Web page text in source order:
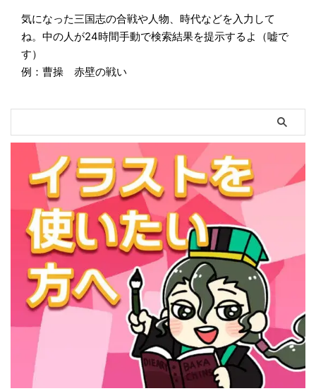
気になった三国志の合戦や人物、時代などを入力して
ね。中の人が24時間手動で検索結果を提示するよ（嘘で
す）
例：曹操 赤壁の戦い